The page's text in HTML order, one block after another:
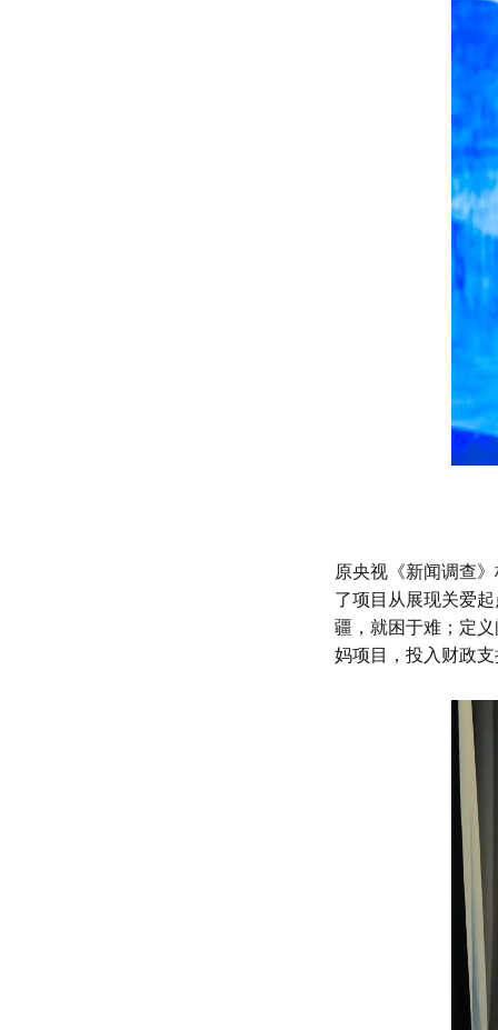
原央视《新闻调查
了项目从展现关爱
疆，就困于难；定
妈项目，投入财政